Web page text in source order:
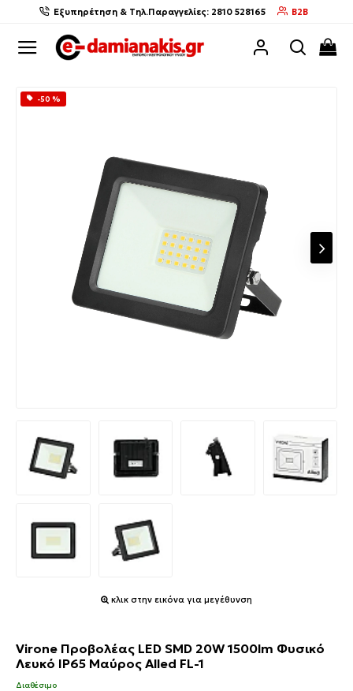
Εξυπηρέτηση & Τηλ.Παραγγελίες: 2810 528165 B2B
-50 %
κλικ στην εικόνα για μεγέθυνση
Virone Προβολέας LED SMD 20W 1500lm Φυσικό
Λευκό IP65 Μαύρος Alled FL-1
Διαθέσιμο